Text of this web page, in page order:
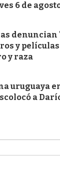
6 de
y
y raza
uruguaya
a